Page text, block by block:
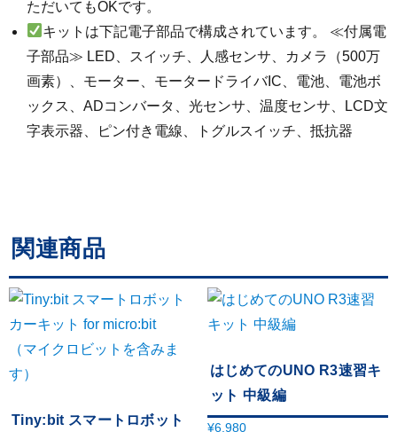
ただいてもOKです。
キットは下記電子部品で構成されています。 ≪付属電
子部品≫ LED、スイッチ、人感センサ、カメラ（500万
画素）、モーター、モータードライバIC、電池、電池ボ
ックス、ADコンバータ、光センサ、温度センサ、LCD文
字表示器、ピン付き電線、トグルスイッチ、抵抗器
関連商品
Tiny:bit スマートロボット
はじめてのUNO R3速習キ
ット 中級編
¥6,980